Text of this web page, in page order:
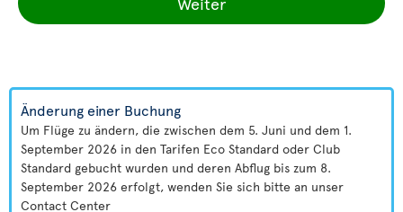
Änderung einer Buchung
Um Flüge zu ändern, die zwischen dem 5. Juni und dem 1.
September 2026 in den Tarifen Eco Standard oder Club
Standard gebucht wurden und deren Abflug bis zum 8.
September 2026 erfolgt, wenden Sie sich bitte an unser
Contact Center